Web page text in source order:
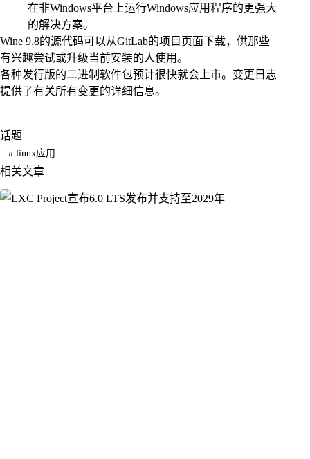
在非Windows平台上运行Windows应用程序的更强大
的解决方案。
Wine 9.8的源代码可以从GitLab的项目页面下载，供那些
有兴趣尝试或升级当前安装的人使用。
各种发行版的二进制软件包预计很快就会上市。变更日志
提供了有关所有变更的详细信息。
话题
#linux应用
相关文章